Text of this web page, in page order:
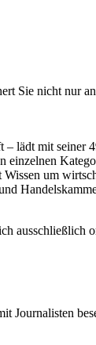
Sie nicht
lädt mit
einzelnen
um
ausschließlich
Journalisten